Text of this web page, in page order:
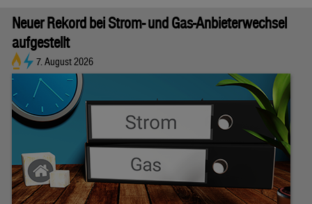
Neuer Rekord bei Strom- und Gas-Anbieterwechsel
aufgestellt
7. August 2026